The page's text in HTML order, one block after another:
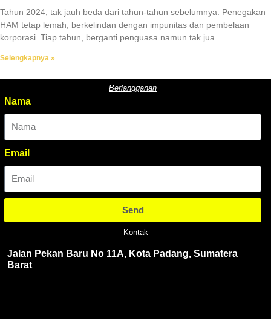
Tahun 2024, tak jauh beda dari tahun-tahun sebelumnya. Penegakan
HAM tetap lemah, berkelindan dengan impunitas dan pembelaan
korporasi. Tiap tahun, berganti penguasa namun tak jua
Selengkapnya »
Berlangganan
Nama
Email
Send
Kontak
Jalan Pekan Baru No 11A, Kota Padang, Sumatera
Barat